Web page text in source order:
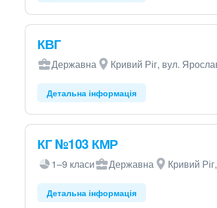
КВГ
Державна Кривий Ріг, вул.
Детальна інформація
КГ №103 КМР
1–9 класи Державна Кривий
Детальна інформація